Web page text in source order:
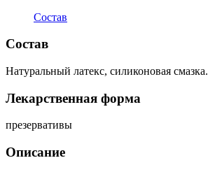
Состав
Состав
Натуральный латекс, силиконовая смазка.
Лекарственная форма
презервативы
Описание